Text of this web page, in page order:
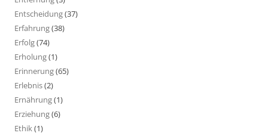
Entscheidung(37)
Erfahrung(38)
Erfolg(74)
Erholung(1)
Erinnerung(65)
Erlebnis(2)
Ernährung(1)
Erziehung(6)
Ethik(1)